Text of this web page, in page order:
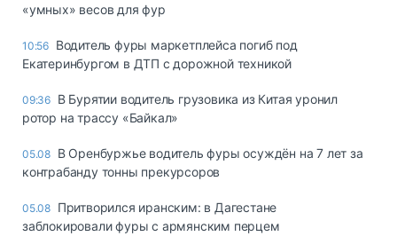
«yмныx» вecoв для фyp
10:56 Водитель фуры маркетплейса погиб под
Екатеринбургом в ДТП с дорожной техникой
09:36 В Бурятии водитель грузовика из Китая уронил
ротор на трассу «Байкал»
05.08 В Оренбуржье водитель фуры осуждён на 7 лет за
контрабанду тонны прекурсоров
05.08 Притворился иранским: в Дагестане
заблокировали фуры с армянским перцем